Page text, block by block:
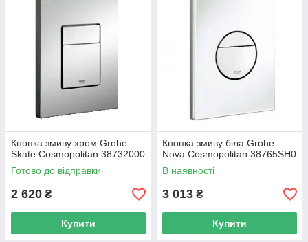
Кнопка змиву хром Grohe
Skate Cosmopolitan 38732000
Готово до відправки
2 620 ₴
Купити
Кнопка змиву біла Grohe
Nova Cosmopolitan 38765SH0
В наявності
3 013 ₴
Купити